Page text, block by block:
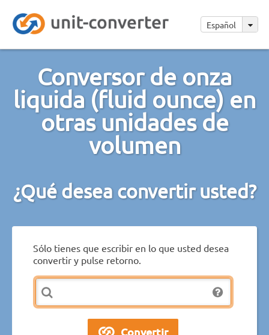
Español
Conversor de onza
liquida (fluid ounce) en
otras unidades de
volumen
¿Qué desea convertir usted?
Sólo tienes que escribir en lo que usted desea
convertir y pulse retorno.